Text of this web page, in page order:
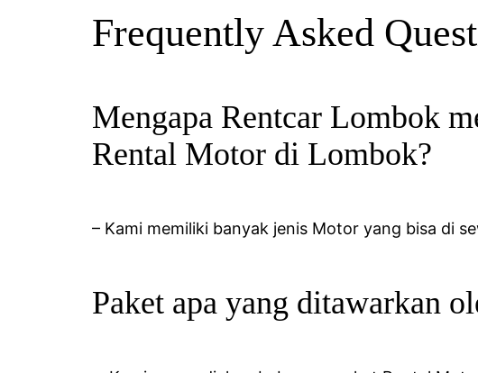
Frequently Asked
Mengapa Rentcar Lombok
Rental Motor di Lombok?
– Kami memiliki banyak jenis Motor yang bisa di
Paket apa yang ditawarkan